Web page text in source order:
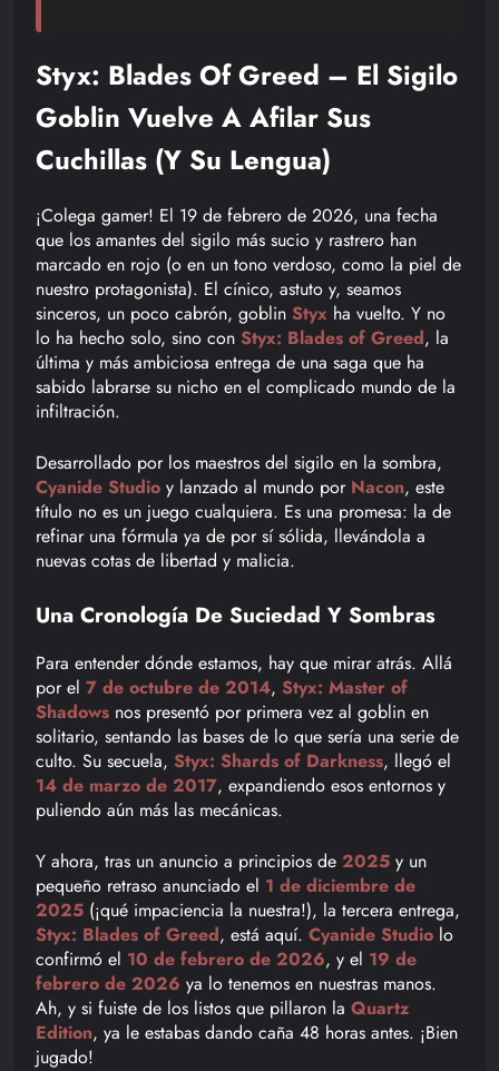
Styx: Blades Of Greed – El Sigilo
Goblin Vuelve A Afilar Sus
Cuchillas (y Su Lengua)
¡Colega gamer! El 19 de febrero de 2026, una fecha
que los amantes del sigilo más sucio y rastrero han
marcado en rojo (o en un tono verdoso, como la piel de
nuestro protagonista). El cínico, astuto y, seamos
sinceros, un poco cabrón, goblin Styx ha vuelto. Y no
lo ha hecho solo, sino con Styx: Blades of Greed, la
última y más ambiciosa entrega de una saga que ha
sabido labrarse su nicho en el complicado mundo de la
infiltración.
Desarrollado por los maestros del sigilo en la sombra,
Cyanide Studio y lanzado al mundo por Nacon, este
título no es un juego cualquiera. Es una promesa: la de
refinar una fórmula ya de por sí sólida, llevándola a
nuevas cotas de libertad y malicia.
Una Cronología De Suciedad Y Sombras
Para entender dónde estamos, hay que mirar atrás. Allá
por el 7 de octubre de 2014, Styx: Master of
Shadows nos presentó por primera vez al goblin en
solitario, sentando las bases de lo que sería una serie de
culto. Su secuela, Styx: Shards of Darkness, llegó el
14 de marzo de 2017, expandiendo esos entornos y
puliendo aún más las mecánicas.
Y ahora, tras un anuncio a principios de 2025 y un
pequeño retraso anunciado el 1 de diciembre de
2025 (¡qué impaciencia la nuestra!), la tercera entrega,
Styx: Blades of Greed, está aquí. Cyanide Studio lo
confirmó el 10 de febrero de 2026, y el 19 de
febrero de 2026 ya lo tenemos en nuestras manos.
Ah, y si fuiste de los listos que pillaron la Quartz
Edition, ya le estabas dando caña 48 horas antes. ¡Bien
jugado!